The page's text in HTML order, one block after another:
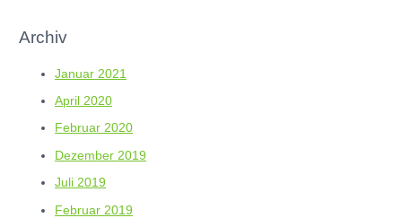
Archiv
Januar 2021
April 2020
Februar 2020
Dezember 2019
Juli 2019
Februar 2019